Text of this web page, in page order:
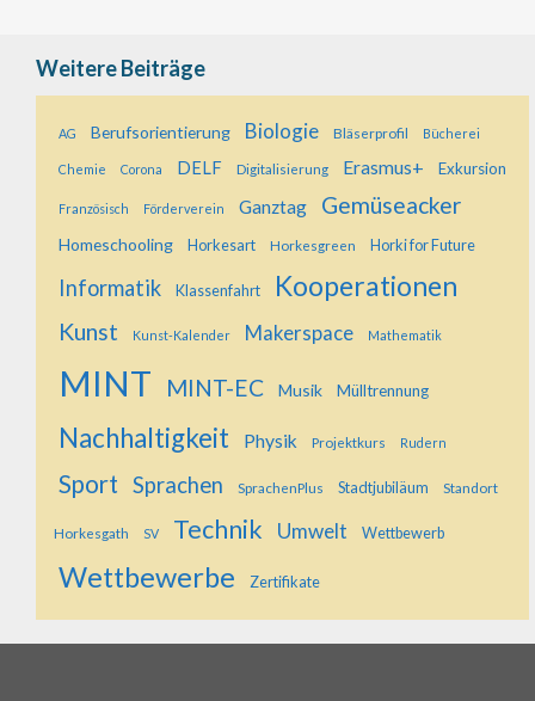
Weitere Beiträge
AG Berufsorientierung Biologie Bläserprofil Bücherei
Chemie Corona DELF Digitalisierung Erasmus+ Exkursion
Französisch Förderverein Ganztag Gemüseacker
Homeschooling Horkesart Horkesgreen Horki for Future
Informatik Klassenfahrt Kooperationen
Kunst Kunst-Kalender Makerspace Mathematik
MINT MINT-EC Musik Mülltrennung
Nachhaltigkeit Physik Projektkurs Rudern
Sport Sprachen SprachenPlus Stadtjubiläum Standort
Horkesgath SV Technik Umwelt Wettbewerb
Wettbewerbe Zertifikate